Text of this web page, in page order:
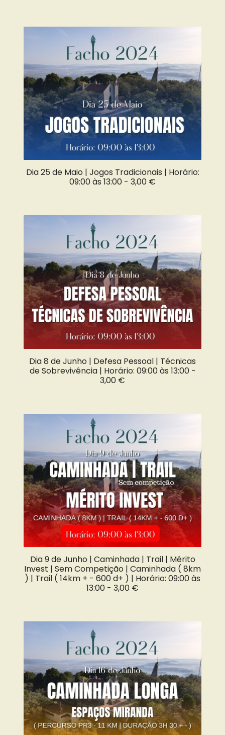
Dia 25 de Maio | Jogos Tradicionais | Horário:
09:00 às 13:00 - 3,00 €
Dia 8 de Junho | Defesa Pessoal | Técnicas
de Sobrevivência | Horário: 09:00 às 13:00 -
3,00 €
Dia 9 de Junho | Caminhada | Trail | Mérito
Invest | Sem Competição | Caminhada ( 8km
) | Trail ( 14km + - 600 d+ ) | Horário: 09:00 às
13:00 - 3,00 €